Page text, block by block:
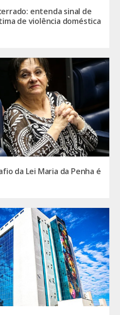
entenda sinal de
de violência doméstica
da Lei Maria da Penha é